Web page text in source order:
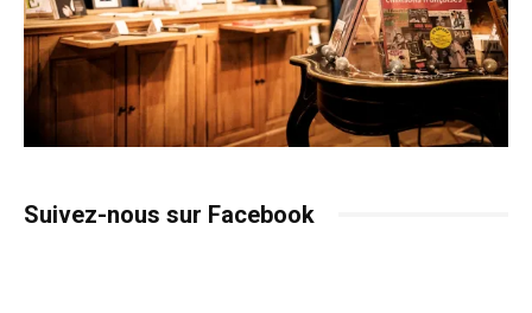
Suivez-nous sur Facebook